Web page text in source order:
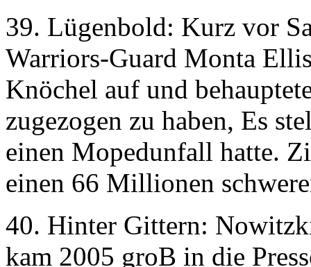
39. Lügenbold: Kurz vor
Warriors-Guard Monta
Knöchel auf und
zugezogen zu haben, Es
einen Mopedunfall hatte.
einen 66 Millionen
40. Hinter Gittern:
kam 2005 groB in die